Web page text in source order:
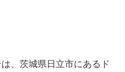
、茨城県日立市にあるド